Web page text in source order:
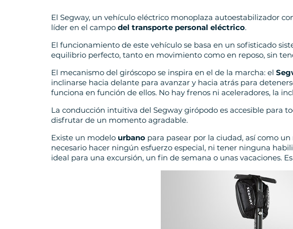
El Segway, un vehículo eléctrico monoplaza autoestabilizador
líder en el campo del transporte personal eléctrico.
El funcionamiento de este vehículo se basa en un sofisticado
equilibrio perfecto, tanto en movimiento como en reposo, sin
El mecanismo del giróscopo se inspira en el de la marcha: el
inclinarse hacia delante para avanzar y hacia atrás para
funciona en función de ellos. No hay frenos ni aceleradores, la
La conducción intuitiva del Segway girópodo es accesible para
disfrutar de un momento agradable.
Existe un modelo urbano para pasear por la ciudad, así como un
necesario hacer ningún esfuerzo especial, ni tener ninguna
ideal para una excursión, un fin de semana o unas vacaciones.